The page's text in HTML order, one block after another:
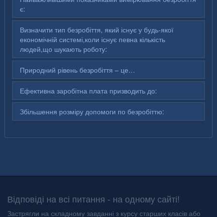
є:
Визначити тип безробіття, який існує у будь-якої
економічній системі,коли існує певна кількість
людей,що шукають роботу:
Природний рівень безробіття – це…
Ефективна заробітна плата призводить до:
Збільшення розміру допомоги по безробіттю:
Відповіді на всі питання - на одному сайті!
Застрягли на складному завданні з курсу старших класів або